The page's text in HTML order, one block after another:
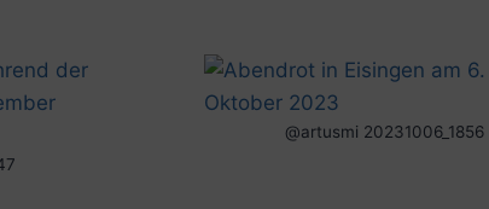
@artusmi 20231006_1856